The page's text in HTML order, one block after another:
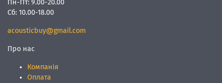
Пн-Пт: 9.00-20.00
Сб: 10.00-18.00
acousticbuy@gmail.com
Про нас
Компанія
Оплата